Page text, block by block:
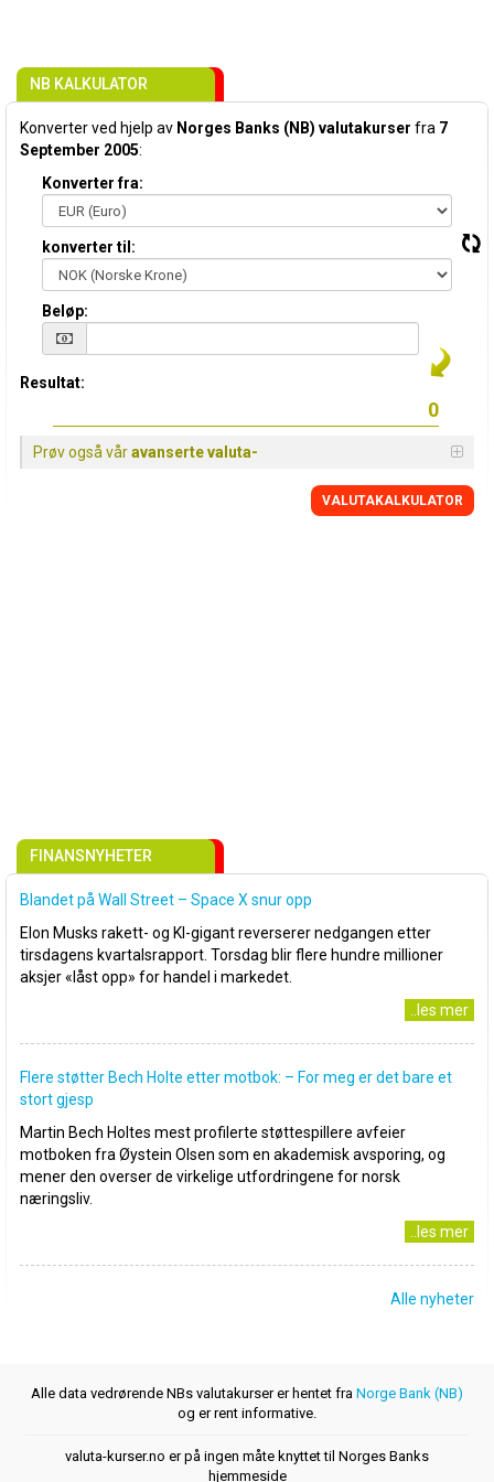
NB KALKULATOR
Konverter ved hjelp av Norges Banks (NB) valutakurser fra 7
September 2005:
Konverter fra:
konverter til:
Beløp:
Resultat:
Prøv også våravanserte valuta-
VALUTAKALKULATOR
FINANSNYHETER
Blandet på Wall Street – Space X snur opp
Elon Musks rakett- og KI-gigant reverserer nedgangen etter
tirsdagens kvartalsrapport. Torsdag blir flere hundre millioner
aksjer «låst opp» for handel i markedet.
..les mer
Flere støtter Bech Holte etter motbok: – For meg er det bare et
stort gjesp
Martin Bech Holtes mest profilerte støttespillere avfeier
motboken fra Øystein Olsen som en akademisk avsporing, og
mener den overser de virkelige utfordringene for norsk
næringsliv.
..les mer
Alle nyheter
Alle data vedrørende NBs valutakurser er hentet fra Norge Bank (NB)
og er rent informative.
valuta-kurser.no er på ingen måte knyttet til Norges Banks
hjemmeside